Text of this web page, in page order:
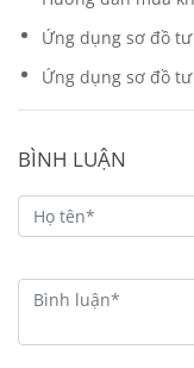
Ứng dụng sơ đồ
Ứng dụng sơ đồ
BÌNH LUẬN